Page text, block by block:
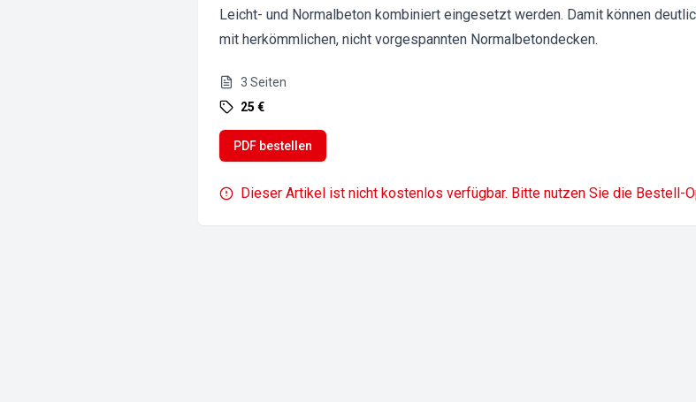
Leicht- und Normalbeton kombiniert eingesetzt werden. Damit können
mit herkömmlichen, nicht vorgespannten Normalbetondecken.
3 Seiten
25 €
PDF bestellen
Dieser Artikel ist nicht kostenlos verfügbar. Bitte nutzen Sie die Bestell-